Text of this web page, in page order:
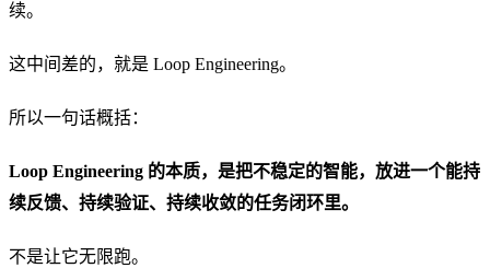
续。
这中间差的，就是 Loop Engineering。
所以一句话概括：
Loop Engineering 的本质，是把不稳定的智能，放进一个能持
续反馈、持续验证、持续收敛的任务闭环里。
不是让它无限跑。